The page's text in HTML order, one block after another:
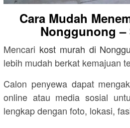
Cara Mudah
Nonggunong –
Mencari kost murah di
lebih mudah berkat kemajuan
Calon penyewa dapat
online atau media sosial
lengkap dengan foto, lokasi,